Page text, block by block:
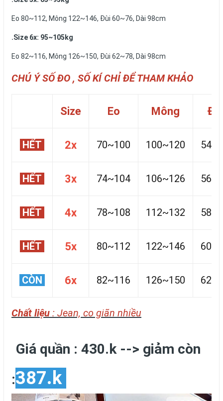
Eo 80~112, Mông 122~146, Đùi 60~76, Dài 98cm
.Size 6x: 95~105kg
Eo 82~116, Mông 126~150, Đùi 62~78, Dài 98cm
CHÚ Ý SỐ ĐO , SỐ KÍ CHỈ ĐỂ THAM KHẢO
Size Eo Mông Đùi
HẾT 2x 70~100 100~120
HẾT 3x 74~104 106~126
HẾT 4x 78~108 112~132
HẾT 5x 80~112 122~146
CÒN 6x 82~116 126~150
Chất liệu : Jean, co giãn nhiều
Giá quần : 430.k --> giảm còn
:387.k